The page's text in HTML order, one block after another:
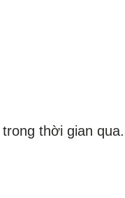
thời gian qua.